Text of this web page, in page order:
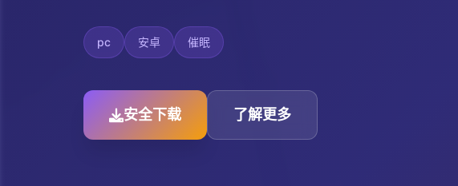
pc 安卓 催眠
安全下载 了解更多